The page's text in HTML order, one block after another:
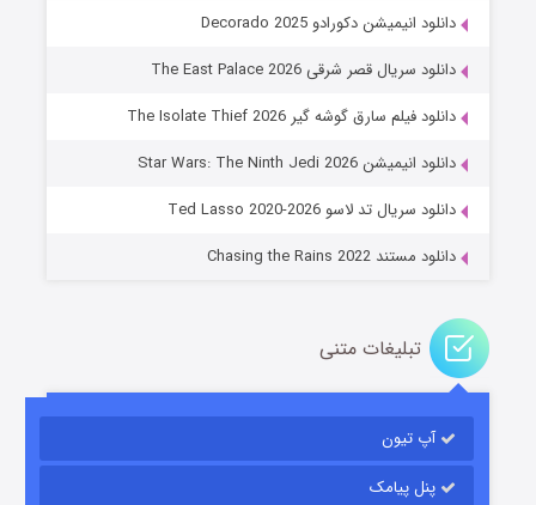
جادوگری در مغولستان
قسمت ۱۴ (زیرنویس) منتشر شد
دانلود انیمیشن دکورادو Decorado 2025
دانلود سریال قصر شرقی The East Palace 2026
دانلود فیلم سارق گوشه گیر The Isolate Thief 2026
دانلود انیمیشن Star Wars: The Ninth Jedi 2026
دانلود سریال تد لاسو Ted Lasso 2020-2026
دانلود مستند Chasing the Rains 2022
تبلیغات متنی
آپ تیون
پنل پیامک